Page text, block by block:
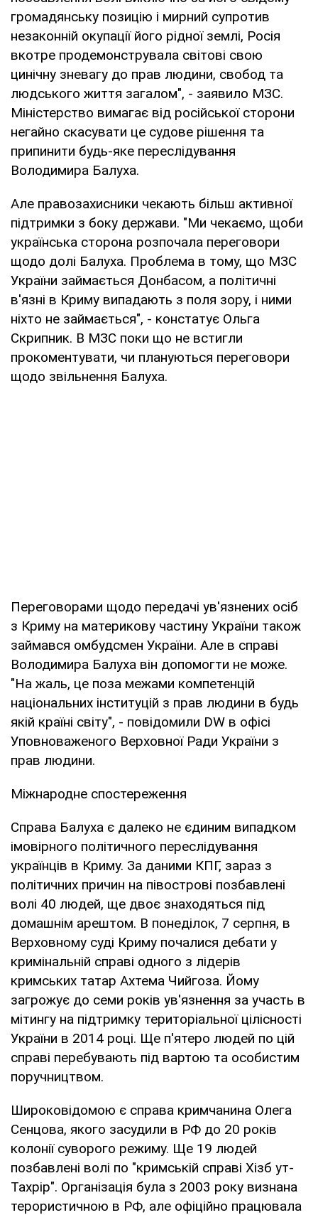
громадянську позицію і мирний супротив
незаконній окупації його рідної землі, Росія
вкотре продемонструвала світові свою
цинічну зневагу до прав людини, свобод та
людського життя загалом", - заявило МЗС.
Міністерство вимагає від російської сторони
негайно скасувати це судове рішення та
припинити будь-яке переслідування
Володимира Балуха.
Але правозахисники чекають більш активної
підтримки з боку держави. "Ми чекаємо, щоби
українська сторона розпочала переговори
щодо долі Балуха. Проблема в тому, що МЗС
України займається Донбасом, а політичні
в'язні в Криму випадають з поля зору, і ними
ніхто не займається", - констатує Ольга
Скрипник. В МЗС поки що не встигли
прокоментувати, чи плануються переговори
щодо звільнення Балуха.
Переговорами щодо передачі ув'язнених осіб
з Криму на материкову частину України також
займався омбудсмен України. Але в справі
Володимира Балуха він допомогти не може.
"На жаль, це поза межами компетенцій
національних інституцій з прав людини в будь
якій країні світу", - повідомили DW в офісі
Уповноваженого Верховної Ради України з
прав людини.
Міжнародне спостереження
Справа Балуха є далеко не єдиним випадком
імовірного політичного переслідування
українців в Криму. За даними КПГ, зараз з
політичних причин на півострові позбавлені
волі 40 людей, ще двоє знаходяться під
домашнім арештом. В понеділок, 7 серпня, в
Верховному суді Криму почалися дебати у
кримінальній справі одного з лідерів
кримських татар Ахтема Чийгоза. Йому
загрожує до семи років ув'язнення за участь в
мітингу на підтримку територіальної цілісності
України в 2014 році. Ще п'ятеро людей по цій
справі перебувають під вартою та особистим
поручництвом.
Широковідомою є справа кримчанина Олега
Сенцова, якого засудили в РФ до 20 років
колонії суворого режиму. Ще 19 людей
позбавлені волі по "кримській справі Хізб ут-
Тахрір". Організація була з 2003 року визнана
терористичною в РФ, але офіційно працювала